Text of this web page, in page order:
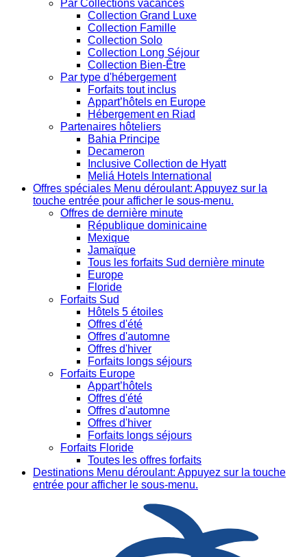
Par Collections vacances
Collection Grand Luxe
Collection Famille
Collection Solo
Collection Long Séjour
Collection Bien-Être
Par type d'hébergement
Forfaits tout inclus
Appart’hôtels en Europe
Hébergement en Riad
Partenaires hôteliers
Bahia Principe
Decameron
Inclusive Collection de Hyatt
Meliá Hotels International
Offres spéciales Menu déroulant: Appuyez sur la
touche entrée pour afficher le sous-menu.
Offres de dernière minute
République dominicaine
Mexique
Jamaïque
Tous les forfaits Sud dernière minute
Europe
Floride
Forfaits Sud
Hôtels 5 étoiles
Offres d'été
Offres d'automne
Offres d'hiver
Forfaits longs séjours
Forfaits Europe
Appart’hôtels
Offres d'été
Offres d'automne
Offres d'hiver
Forfaits longs séjours
Forfaits Floride
Toutes les offres forfaits
Destinations Menu déroulant: Appuyez sur la touche
entrée pour afficher le sous-menu.